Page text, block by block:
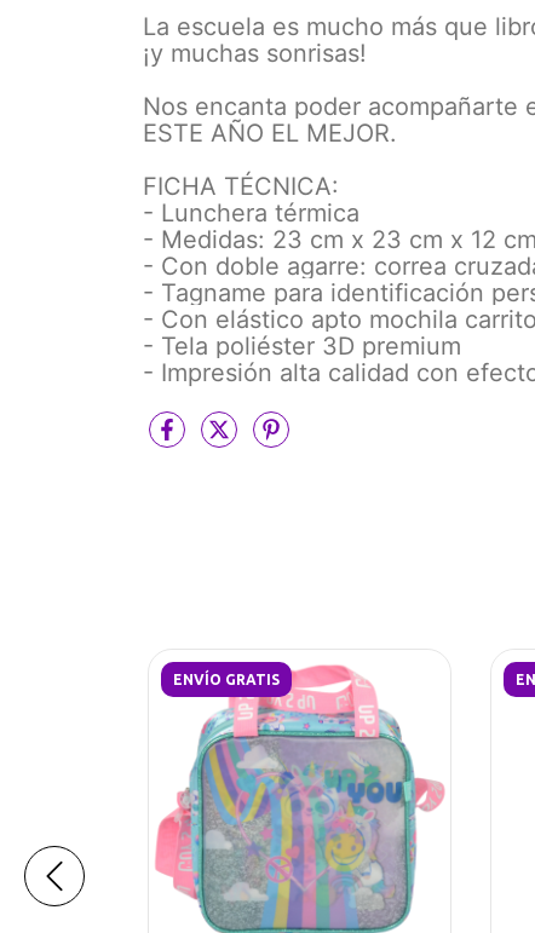
La escuela es mucho más que
¡y muchas sonrisas!
Nos encanta poder acompañarte
ESTE AÑO EL MEJOR.
FICHA TÉCNICA:
- Lunchera térmica
- Medidas: 23 cm x 23 cm x 12 cm
- Con doble agarre: correa
- Tagname para identificación
- Con elástico apto mochila carrito
- Tela poliéster 3D premium
- Impresión alta calidad con
ENVÍO GRATIS